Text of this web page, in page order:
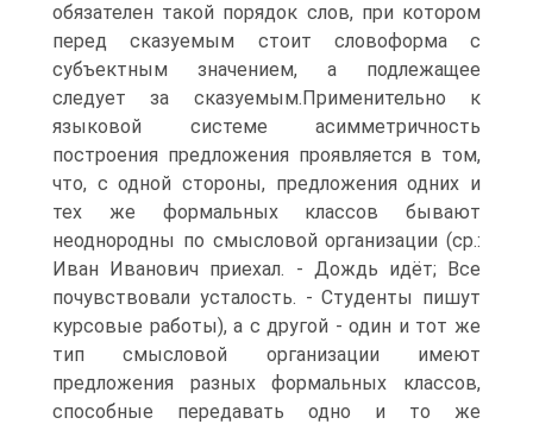
обязателен такой порядок слов, при котором
перед сказуемым стоит словоформа с
субъектным значением, а подлежащее
следует за сказуемым.Применительно к
языковой системе асимметричность
построения предложения проявляется в том,
что, с одной стороны, предложения одних и
тех же формальных классов бывают
неоднородны по смысловой организации (ср.:
Иван Иванович приехал. - Дождь идёт; Все
почувствовали усталость. - Студенты пишут
курсовые работы), а с другой - один и тот же
тип смысловой организации имеют
предложения разных формальных классов,
способные передавать одно и то же